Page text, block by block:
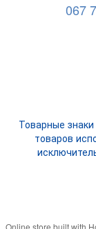
067
Товарные
товаров